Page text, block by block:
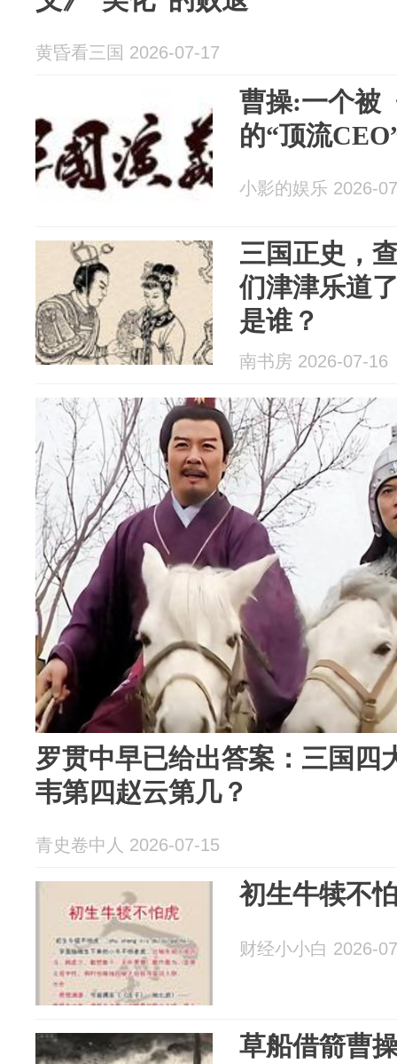
黄昏看三国 2026-07-17
曹操:一个被
的“顶流
小影的娱乐 2026-
三国正史，
们津津乐道
是谁？
南书房 2026-07-16
罗贯中早已给出答案：三国四
韦第四赵云第几？
青史卷中人 2026-07-15
初生牛犊不
财经小小白 2026-
草船借箭曹